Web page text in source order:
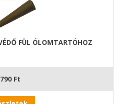
FÜL ÓLOMTARTÓHOZ
790 Ft